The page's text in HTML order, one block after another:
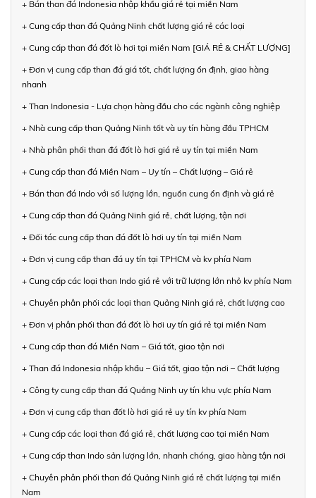
+ Bán than đá Indonesia nhập khẩu giá rẻ tại miền Nam
+ Cung cấp than đá Quảng Ninh chất lượng giá rẻ các loại
+ Cung cấp than đá đốt lò hơi tại miền Nam [GIÁ RẺ & CHẤT LƯỢNG]
+ Đơn vị cung cấp than đá giá tốt, chất lượng ổn định, giao hàng
nhanh
+ Than Indonesia - Lựa chọn hàng đầu cho các ngành công nghiệp
+ Nhà cung cấp than Quảng Ninh tốt và uy tín hàng đầu TPHCM
+ Nhà phân phối than đá đốt lò hơi giá rẻ uy tín tại miền Nam
+ Cung cấp than đá Miền Nam – Uy tín – Chất lượng – Giá rẻ
+ Bán than đá Indo với số lượng lớn, nguồn cung ổn định và giá rẻ
+ Cung cấp than đá Quảng Ninh giá rẻ, chất lượng, tận nơi
+ Đối tác cung cấp than đá đốt lò hơi uy tín tại miền Nam
+ Đơn vị cung cấp than đá uy tín tại TPHCM và kv phía Nam
+ Cung cấp các loại than Indo giá rẻ với trữ lượng lớn nhỏ kv phía Nam
+ Chuyên phân phối các loại than Quảng Ninh giá rẻ, chất lượng cao
+ Đơn vị phân phối than đá đốt lò hơi uy tín giá rẻ tại miền Nam
+ Cung cấp than đá Miền Nam – Giá tốt, giao tận nơi
+ Than đá Indonesia nhập khẩu – Giá tốt, giao tận nơi – Chất lượng
+ Công ty cung cấp than đá Quảng Ninh uy tín khu vực phía Nam
+ Đơn vị cung cấp than đốt lò hơi giá rẻ uy tín kv phía Nam
+ Cung cấp các loại than đá giá rẻ, chất lượng cao tại miền Nam
+ Cung cấp than Indo sản lượng lớn, nhanh chóng, giao hàng tận nơi
+ Chuyên phân phối than đá Quảng Ninh giá rẻ chất lượng tại miền
Nam